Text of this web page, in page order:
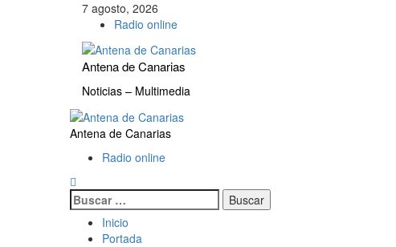
7 agosto, 2026
Radio online
Antena de Canarias
Noticias – Multimedia
Menú
primario
Antena de Canarias
Radio online
Buscar:
Inicio
Portada